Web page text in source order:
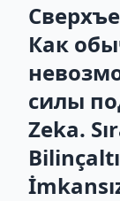
Как
силы
Zeka.